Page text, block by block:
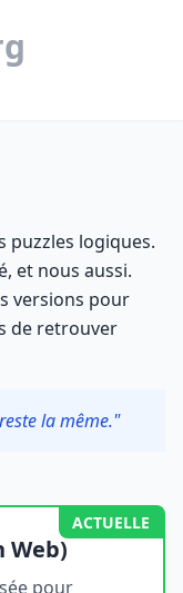
puzzles logiques.
et nous aussi.
versions pour
de retrouver
la même."
ACTUELLE
Web)
pour